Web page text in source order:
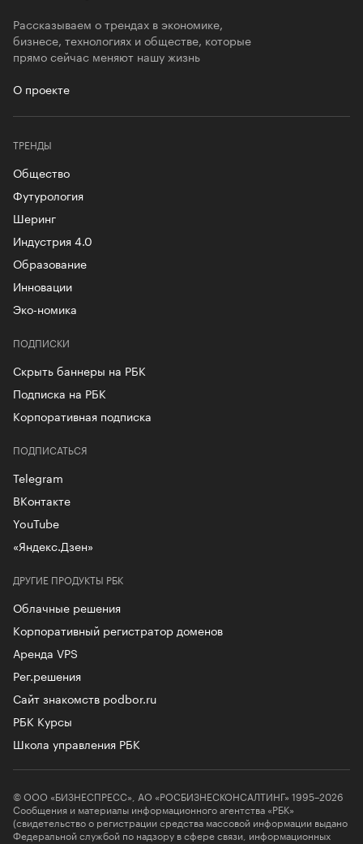
Рассказываем о трендах в экономике,
бизнесе, технологиях и обществе, которые
прямо сейчас меняют нашу жизнь
О проекте
ТРЕНДЫ
Общество
Футурология
Шеринг
Индустрия 4.0
Образование
Инновации
Эко-номика
ПОДПИСКИ
Скрыть баннеры на РБК
Подписка на РБК
Корпоративная подписка
ДРУГИЕ ПРОДУКТЫ РБК
Облачные решения
Корпоративный регистратор доменов
Аренда VPS
Рег.решения
Сайт знакомств podbor.ru
РБК Курсы
Школа управления РБК
ПОДПИСАТЬСЯ
Telegram
ВКонтакте
YouTube
«Яндекс.Дзен»
© ООО «БИЗНЕСПРЕСС», АО «РОСБИЗНЕСКОНСАЛТИНГ» 1995–2026
Сообщения и материалы информационного агентства «РБК»
(свидетельство о регистрации средства массовой информации выдано
Федеральной службой по надзору в сфере связи, информационных